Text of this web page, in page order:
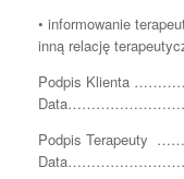
• informowanie
inną relację
Podpis Klienta
Podpis